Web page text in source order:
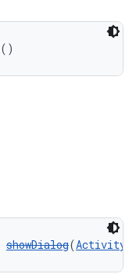
()
showDialog(Activity